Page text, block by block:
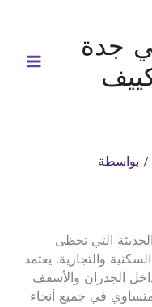
1 في جدة
/ بواسطة
التي تحظى
والتجارية. يعتمد
الجدران والأسقف
متساوي في جميع أنحاء